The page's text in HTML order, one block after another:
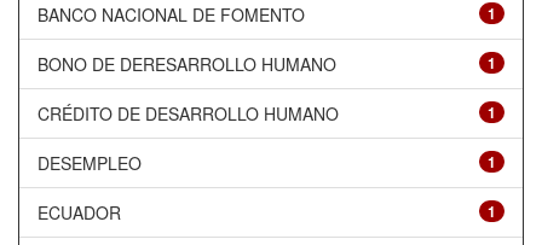
1
BANCO NACIONAL DE FOMENTO
1
BONO DE DERESARROLLO HUMANO
1
CRÉDITO DE DESARROLLO HUMANO
1
DESEMPLEO
1
ECUADOR